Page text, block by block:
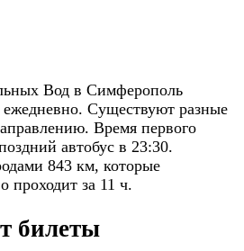
Вод в Симферополь
ежедневно. Существуют разные
Время первого
автобус в 23:30.
843 км, которые
проходит за 11 ч.
билеты